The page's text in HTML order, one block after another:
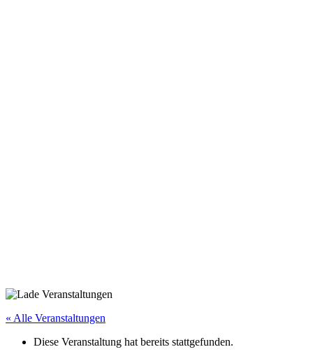
« Alle Veranstaltungen
Diese Veranstaltung hat bereits stattgefunden.